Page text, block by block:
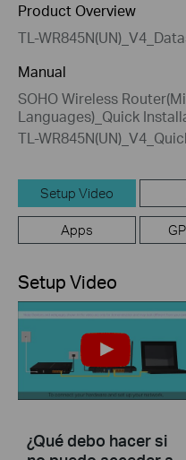
Product Overview
TL-
Manual
SOHO Wireless
Languages)_Quick
TL-
Setup Video
Apps
Setup Video
¿Qué debo hacer si